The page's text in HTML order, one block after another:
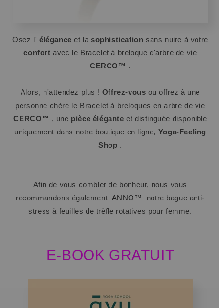
Osez l' élégance et la sophistication sans nuire à votre
confort avec le Bracelet à breloque d'arbre de vie
CERCO™ .
Alors, n'attendez plus ! Offrez-vous ou offrez à une
personne chère le Bracelet à breloques en arbre de vie
CERCO™ , une pièce élégante et distinguée disponible
uniquement dans notre boutique en ligne, Yoga-Feeling
Shop .
Afin de vous combler de bonheur, nous vous
recommandons également ANNO™ notre bague anti-
stress à feuilles de trèfle rotatives pour femme.
E-BOOK GRATUIT